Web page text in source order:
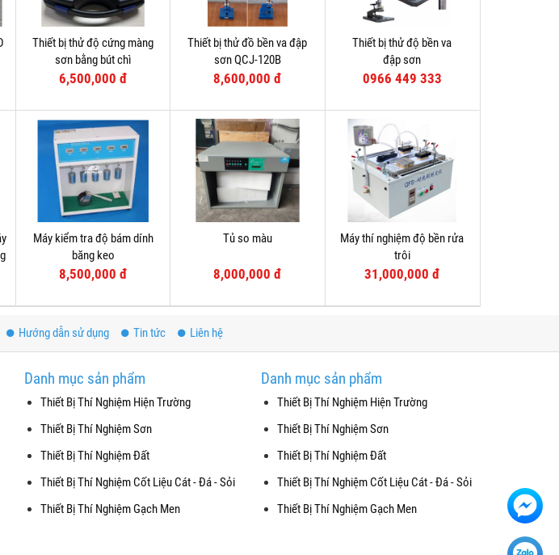
Thiết bị thử độ cứng màng
sơn bằng bút chì
6,500,000 đ
Thiết bị thử đồ bền va đập
sơn QCJ-120B
8,600,000 đ
Thiết bị thử độ bền va
đập sơn
0966 449 333
Máy kiểm tra độ bám dính
băng keo
8,500,000 đ
Tủ so màu
8,000,000 đ
Máy thí nghiệm độ bền rửa
trôi
31,000,000 đ
Hướng dẫn sử dụng Tin tức Liên hệ
Danh mục sản phẩm
Thiết Bị Thí Nghiệm Hiện Trường
Thiết Bị Thí Nghiệm Sơn
Thiết Bị Thí Nghiệm Đất
Thiết Bị Thí Nghiệm Cốt Liệu Cát - Đá - Sỏi
Thiết Bị Thí Nghiệm Gạch Men
Danh mục sản phẩm
Thiết Bị Thí Nghiệm Hiện Trường
Thiết Bị Thí Nghiệm Sơn
Thiết Bị Thí Nghiệm Đất
Thiết Bị Thí Nghiệm Cốt Liệu Cát - Đá - Sỏi
Thiết Bị Thí Nghiệm Gạch Men